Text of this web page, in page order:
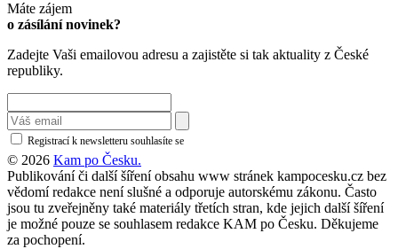
Máte zájem
o zásílání novinek?
Zadejte Vaši emailovou adresu a zajistěte si tak aktuality z České
republiky.
Registrací k newsletteru souhlasíte se
© 2026 Kam po Česku.
Publikování či další šíření obsahu www stránek kampocesku.cz bez
vědomí redakce není slušné a odporuje autorskému zákonu. Často
jsou tu zveřejněny také materiály třetích stran, kde jejich další šíření
je možné pouze se souhlasem redakce KAM po Česku. Děkujeme
za pochopení.